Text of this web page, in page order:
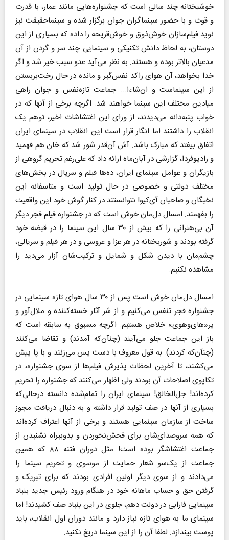
خوشبختانه چند سالی است که جشنواره‌هایی مانند عمار، با قدرت
و قوت و با حضور سینماگران جوان برگزار شده و سینماحقیقت نیز
نوید فیلم‌سازان خوش‌ذوق و خوش‌قریحه را داده که بسیاری از این
دوستان، به لحاظ دانش تکنیکی و سینمایی چند سر و گردن از آن
مدعیان بالاتر بوده و هستند. به نظر می‌آید عدو سبب خیر شد و اگر
خدا بخواهد، آن هوای راکد نفس‌گیر و مانده در حال رخت‌بربستن
از این سینماست و ان‌شاءا... جماعت تازه‌نفس و جوان راهی
میادین مختلف این سینما خواهند شد. اگرچه برخی از آنها که در
خواب پنبه‌دانه می‌دیدند، از ورای این اغتشاشات اخیر، توهم یک
انقلاب را داشتند اما انگار قرار است این انقلاب در سینمای ایران
اتفاق بیفتد که مبارک باشد. آش آن‌قدر شور شد که خان هم فهمید
و رادیوفردا، گزارشی در آبان‌ماه ارائه داد که علی‌رغم تحریم گروهی از
بازیگران و عوامل سینمای ایران، ده‌ها فیلم و سریال در بخش‌های
مختلف دولتی و خصوصی در حال تولید است و متاسفانه این
نخبگان و صاحبان آی‌کیو! نتوانستند در کنار گوش خود این واقعیت
را بفهمند. امسال دل‌مان خوش است که در جشنواره فیلم فجر دیگر
آن بی‌هنرانی را که بیش از ۳۰ سال این سینما را در قبضه خود
گرفته بودند و شوربختانه در هر عزا و عروسی و در هر فیلم و سریالی،
چشم‌مان با دیدن شکل و شمایل و ترکیب‌شان آزار می‌دید را
مشاهده نکنیم.
امسال دل‌مان خوش است پس از ۳۰ سال هوای تازه سینمایی در
جشنواره فجر تنفس می‌کنیم و از شر آثار خسته‌کننده و ملال‌آور و
پر«های‌و‌هوی» خلاص هستیم. اگرچه مسبوق به سابقه است که
باز این جماعت جلو می‌آیند (چنآن‌که آمدند) و تقاضا می‌کنند
(چنآن‌که کردند). به قول معروف با دست پس می‌زنند و با پا پیش
می‌کشند، تا آخرین لحظات پذیرش فیلم‌ها از سوی جشنواره، در
تکاپوی اصلاحات آن بودند ولی اظهار می‌کنند که جشنواره را تحریم
کرده‌اند! جل‌الخالق! سینمای ایران را تمام‌شده دانسته درحالی‌که
بسیاری از آنها در صف تولید قرار داشته و به دنبال دریافت مجوز
ساخت از سازمان سینمایی هستند و برخی از آنها اعتراف کرده‌اند
که همه سروصدای‌شان برای فحش‌نخوردن و بدوبیراه نشنیدن از
جماعت اغتشاشگر بوده است! مثل دوران فتنه ۸۸ که همین
جماعت از یک‌سو شعار حمایت از موسوی و تحریم سینما را
می‌دادند و از سوی دیگر اولین افرادی بودند که برای تبریک و
گرفتن حق و حساب ماهانه خود در هنگام ورود رئیس جدید بنیاد
سینمایی فارابی در دولت دهم، جلوی در این بنیاد صف کشیدند! اما
سینمای ما به هوای تازه نیاز دارد و مانند دوران اول انقلاب، باید
پوست بیندازد. لطفا آن را از این سینما دریغ نکنید.